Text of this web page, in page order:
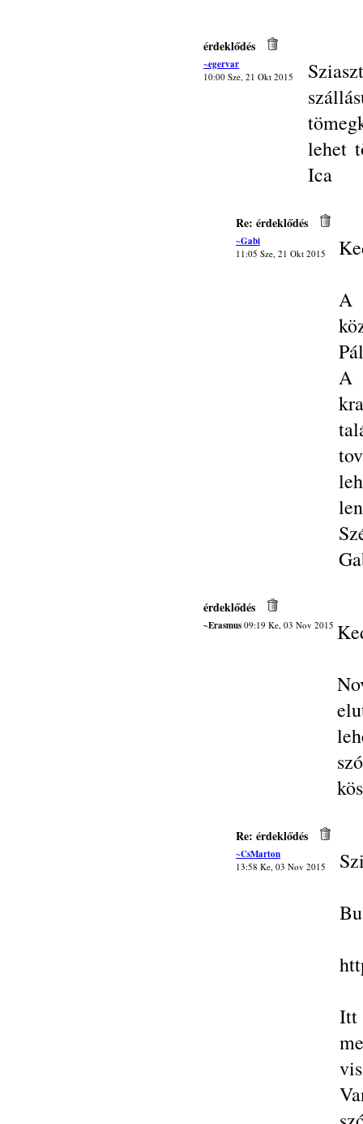
érdeklődés
~egervar
10:00 Sze, 21 Okt 2015
lehet
Ica
Re: érdeklődés
~Gabi
11:05 Sze, 21 Okt 2015
A
A
érdeklődés
~Erasmus 09:19 Ke, 03 Nov 2015
Re: érdeklődés
~CsMarton
13:58 Ke, 03 Nov 2015
Itt